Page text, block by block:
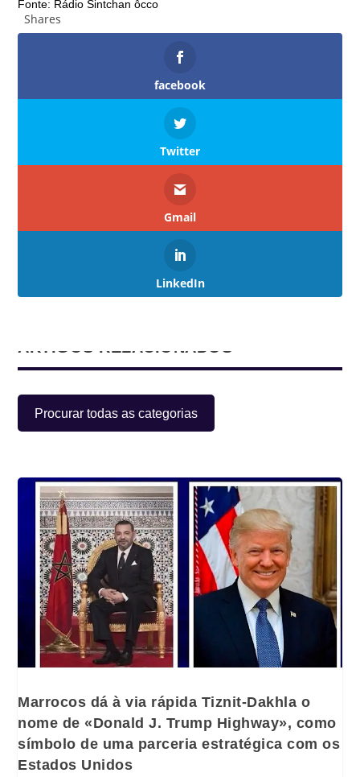
Fonte: Rádio Sintchan ôcco
Shares
facebook
Twitter
Gmail
LinkedIn
ARTIGOS RELACIONADOS
Procurar todas as categorias
Marrocos dá à via rápida Tiznit-Dakhla o
nome de «Donald J. Trump Highway», como
símbolo de uma parceria estratégica com os
Estados Unidos